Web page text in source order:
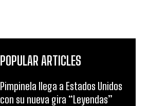
POPULAR ARTICLES
Pimpinela llega a Estados Unidos
con su nueva gira “Leyendas”